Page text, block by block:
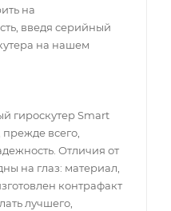
на
введя серийный
на нашем
гироскутер Smart
прежде всего,
Отличия от
на глаз: материал,
контрафакт
лучшего,